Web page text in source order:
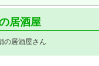
居酒屋
の居酒屋さん